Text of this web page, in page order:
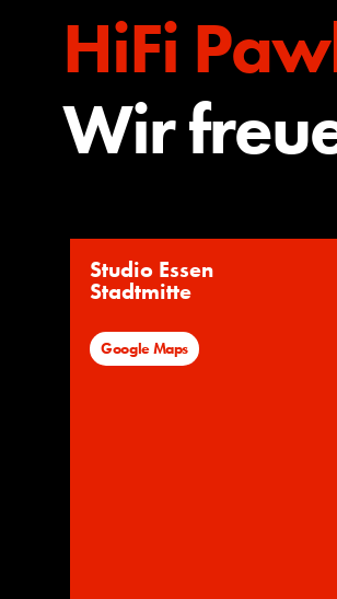
HiFi
Wir
Studio Essen
Stadtmitte
Google Maps